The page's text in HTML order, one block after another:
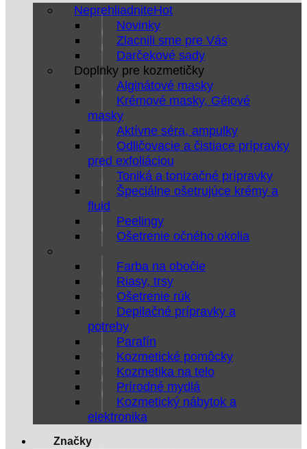
Neprehliadnite
Novinky
Zlacnili sme pre Vás
Darčekové sady
Doplnky pre kozmetičky
Alginátové masky
Krémové masky, Gélové
masky
Aktívne séra, ampulky
Odličovacie a čistiace prípravky
pred exfoliáciou
Toniká a tonizačné prípravky
Špeciálne ošetrujúce krémy a
fluid
Peelingy
Ošetrenie očného okolia
Farba na obočie
Riasy, trsy
Ošetrenie rúk
Depilačné prípravky a
potreby
Parafín
Kozmetické pomôcky
Kozmetika na telo
Prírodné mydlá
Kozmetický nábytok a
elektronika
Značky